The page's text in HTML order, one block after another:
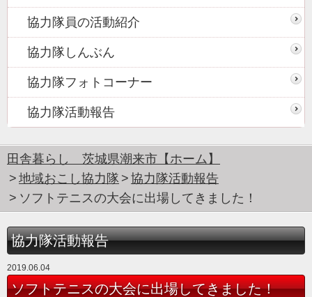
協力隊員の活動紹介
協力隊しんぶん
協力隊フォトコーナー
協力隊活動報告
田舎暮らし 茨城県潮来市【ホーム】
地域おこし協力隊
協力隊活動報告
ソフトテニスの大会に出場してきました！
協力隊活動報告
2019.06.04
ソフトテニスの大会に出場してきました！